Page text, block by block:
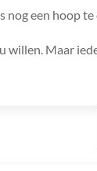
nog een hoop
Maar